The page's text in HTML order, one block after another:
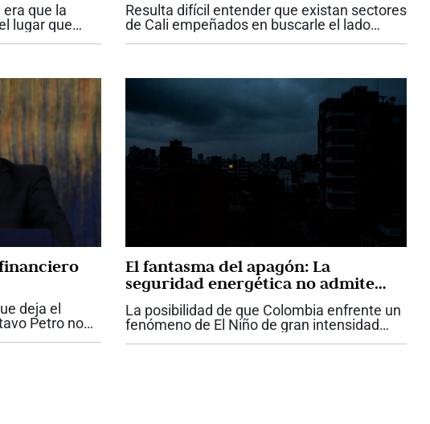
que la
lugar que
Resulta difícil entender que existan sectores
de Cali empeñados en buscarle el lado
el...
deja el
Petro no
El fantasma del apagón: La
seguridad energética no admite
más improvisación
La posibilidad de que Colombia enfrente un
fenómeno de El Niño de gran intensidad